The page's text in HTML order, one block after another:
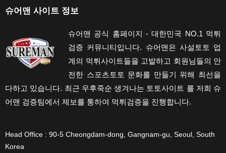
슈어맨 사이트 정보
슈어맨 공식 홈페이지 - 대한민국 NO.1 먹튀
검증 커뮤니티입니다. 슈어맨은 사설토토 업
계의 먹튀사이트들을 고발하고 회원님들의 안
전한 스포츠토토 문화를 만들기 위해 최선을
다하고 있습니다. 최근 우후죽순 생겨나는 토토사이트 를 저희 슈
어맨 검증팀에서 제보를 통하여 먹튀검증을 진행합니다.
Head Office : 90-5 Cheongdam-dong, Gangnam-gu, Seoul, South
Korea